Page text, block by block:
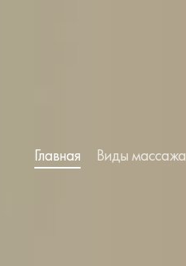
Главная Виды массажа